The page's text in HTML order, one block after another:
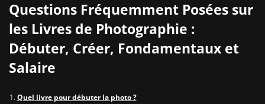
Questions Fréquemment Posées sur
les Livres de Photographie :
Débuter, Créer, Fondamentaux et
Salaire
Quel livre pour débuter la photo ?